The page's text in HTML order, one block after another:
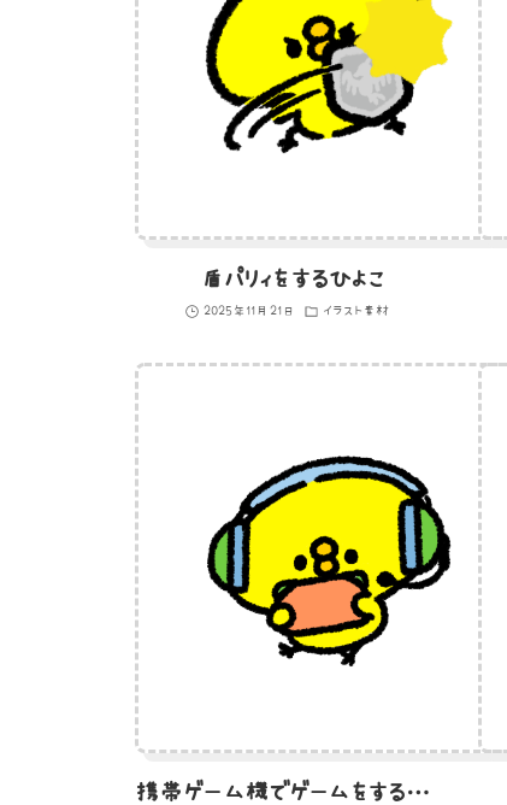
盾パリィをするひよこ
2025年11月21日 イラスト素材
携帯ゲーム機でゲームをするひよこのイラスト